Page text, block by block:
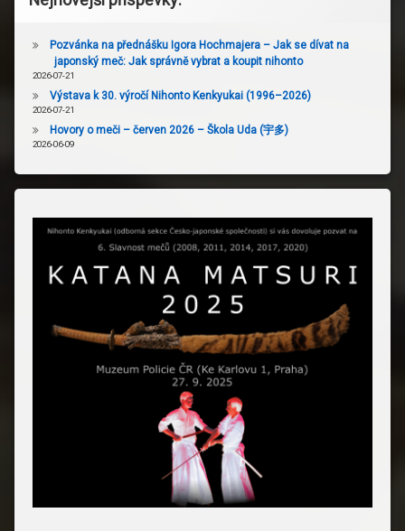
Pozvánka na přednášku Igora Hochmajera – Jak se dívat na
japonský meč: Jak správně vybrat a koupit nihonto
2026-07-21
Výstava k 30. výročí Nihonto Kenkyukai (1996–2026)
2026-07-21
Hovory o meči – červen 2026 – Škola Uda (宇多)
2026-06-09